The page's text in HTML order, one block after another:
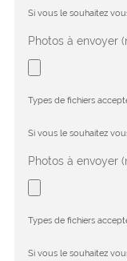
Si vous le souhaitez
Photos à envoyer
Types de fichiers
Si vous le souhaitez
Photos à envoyer
Types de fichiers
Si vous le souhaitez